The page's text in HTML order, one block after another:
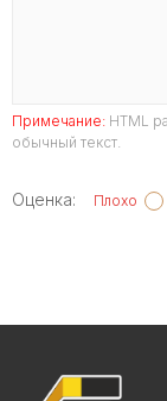
Примечание: HTML
обычный текст.
Оценка: Плохо